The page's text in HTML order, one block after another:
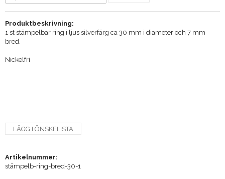
Produktbeskrivning:
1 st stämpelbar ring i ljus silverfärg ca 30 mm i diameter och 7 mm
bred.
Nickelfri
LÄGG I ÖNSKELISTA
Artikelnummer:
stämpelb-ring-bred-30-1